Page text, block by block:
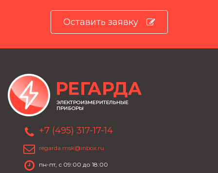
Оставить заявку
+7 (495) 317-17-14
regarda.msk@inbox.ru
пн-пт, с 09:00 до 18:00